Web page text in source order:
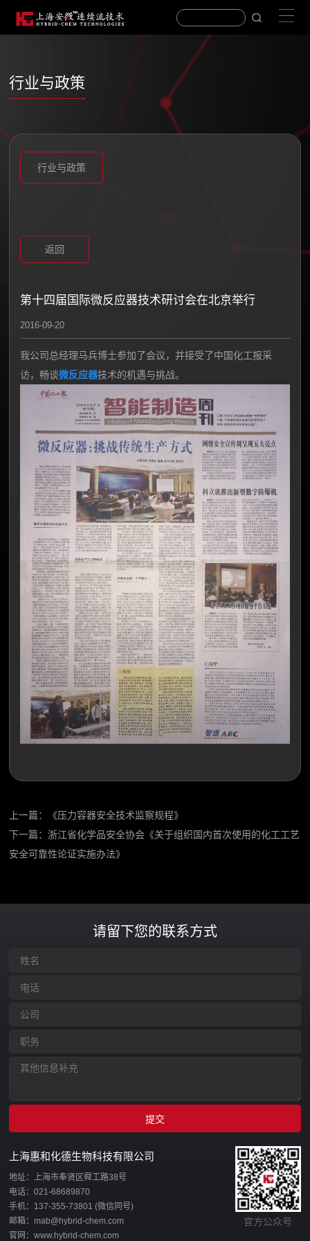
行业与政策
行业与政策
返回
第十四届国际微反应器技术研讨会在北京举行
2016-09-20
我公司总经理马兵博士参加了会议，并接受了中国化工报采
访，畅谈微反应器技术的机遇与挑战。
上一篇：
《压力容器安全技术监察规程》
下一篇： 浙江省化学品安全协会《关于组织国内首次使用的化工工艺
安全可靠性论证实施办法》
请留下您的联系方式
上海惠和化德生物科技有限公司
地址：上海市奉贤区舜工路38号
电话：021-68689870
手机：137-355-73801 (微信同号)
邮箱：mab@hybrid-chem.com
官网：www.hybrid-chem.com
官方公众号